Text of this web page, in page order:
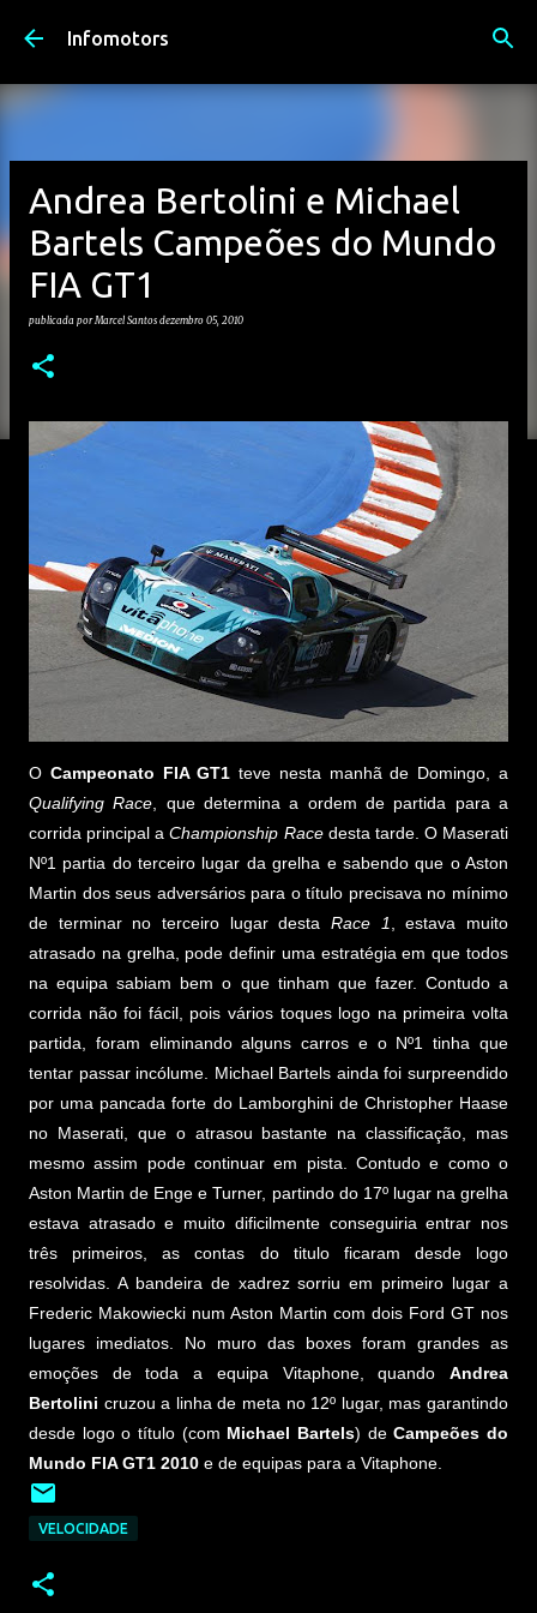
Avançar para o conteúdo principal
Infomotors
Andrea Bertolini e Michael
Bartels Campeões do Mundo
FIA GT1
publicada porMarcel Santos dezembro 05, 2010
O Campeonato FIA GT1 teve nesta manhã de Domingo, a
Qualifying Race , que determina a ordem de partida para a
corrida principal aChampionship Racedesta tarde. O Maserati
Nº1 partia do terceiro lugar da grelha e sabendo que o Aston
Martin dos seus adversários para o título precisava no mínimo
de terminar no terceiro lugar desta Race 1
, estava muito
atrasado na grelha, pode definir uma estratégia em que todos
na equipa sabiam bem o que tinham que fazer. Contudo a
corrida não foi fácil, pois vários toques logo na primeira volta
partida, foram eliminando alguns carros e o Nº1 tinha que
tentar passar incólume. Michael Bartels ainda foi surpreendido
por uma pancada forte do Lamborghini de Christopher Haase
no Maserati, que o atrasou bastante na classificação, mas
mesmo assim pode continuar em pista. Contudo e como o
Aston Martin de Enge e Turner, partindo do 17º lugar na grelha
estava atrasado e muito dificilmente conseguiria entrar nos
três primeiros, as contas do titulo ficaram desde logo
resolvidas. A bandeira de xadrez sorriu em primeiro lugar a
Frederic Makowiecki num Aston Martin com dois Ford GT nos
lugares imediatos. No muro das boxes foram grandes as
emoções de toda a equipa Vitaphone, quando Andrea
Bertolini cruzou a linha de meta no 12º lugar, mas garantindo
desde logo o título (com Michael Bartels) deCampeões do
Mundo FIA GT1 2010 e de equipas para a Vitaphone.
VELOCIDADE